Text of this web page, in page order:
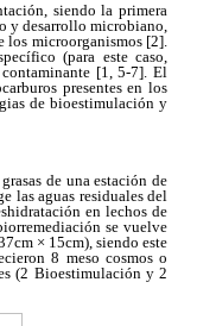
siendo la primera
y desarrollo microbiano,
los microorganismos [2].
(para este caso,
[1, 5-7]. El
presentes en los
de bioestimulación y
de una estación de
las aguas residuales del
en lechos de
se vuelve
× 15cm), siendo este
8 meso cosmos o
(2 Bioestimulación y 2